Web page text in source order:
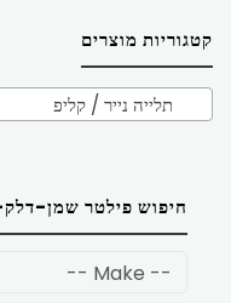
קטגוריות מוצרים
תלייה נייר / קליפ
חיפוש פילטר שמן-